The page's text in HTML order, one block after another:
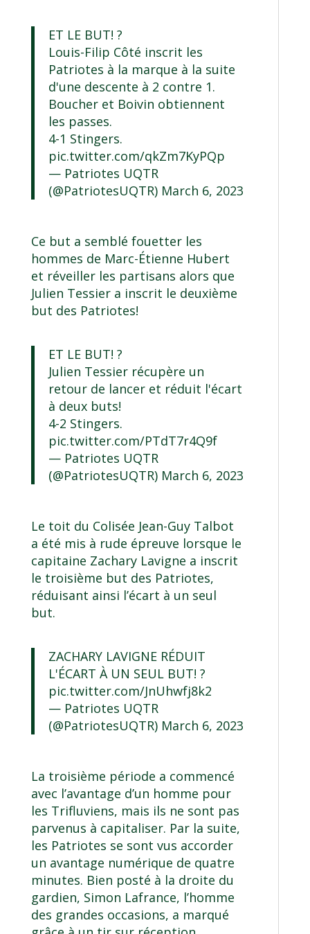
ET LE BUT! ?
Louis-Filip Côté inscrit les
Patriotes à la marque à la suite
d'une descente à 2 contre 1.
Boucher et Boivin obtiennent
les passes.
4-1 Stingers.
pic.twitter.com/qkZm7KyPQp
— Patriotes UQTR
(@PatriotesUQTR) March 6, 2023
Ce but a semblé fouetter les
hommes de Marc-Étienne Hubert
et réveiller les partisans alors que
Julien Tessier a inscrit le deuxième
but des Patriotes!
ET LE BUT! ?
Julien Tessier récupère un
retour de lancer et réduit l'écart
à deux buts!
4-2 Stingers.
pic.twitter.com/PTdT7r4Q9f
— Patriotes UQTR
(@PatriotesUQTR) March 6, 2023
Le toit du Colisée Jean-Guy Talbot
a été mis à rude épreuve lorsque le
capitaine Zachary Lavigne a inscrit
le troisième but des Patriotes,
réduisant ainsi l’écart à un seul
but.
ZACHARY LAVIGNE RÉDUIT
L'ÉCART À UN SEUL BUT! ?
pic.twitter.com/JnUhwfj8k2
— Patriotes UQTR
(@PatriotesUQTR) March 6, 2023
La troisième période a commencé
avec l’avantage d’un homme pour
les Trifluviens, mais ils ne sont pas
parvenus à capitaliser. Par la suite,
les Patriotes se sont vus accorder
un avantage numérique de quatre
minutes. Bien posté à la droite du
gardien, Simon Lafrance, l’homme
des grandes occasions, a marqué